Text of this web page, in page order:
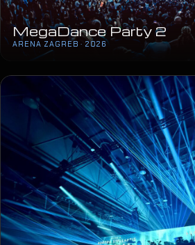
MegaDance Party 2
ARENA ZAGREB · 2026